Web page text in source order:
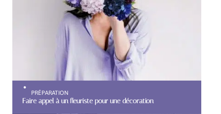
PRÉPARATION
Faire appel à un fleuriste pour une décoration